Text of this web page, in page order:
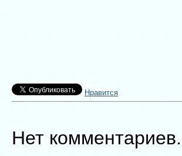
Нравится
Нет комментариев.